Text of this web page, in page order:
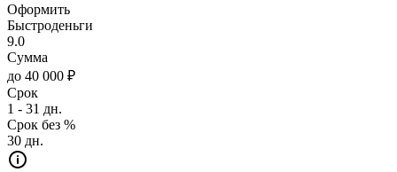
Оформить
Быстроденьги
9.0
Сумма
до 40 000 ₽
Срок
1 - 31 дн.
Срок без %
30 дн.